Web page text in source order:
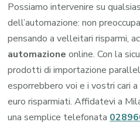
Possiamo intervenire su
dell’automazione: non
pensando a velleitari risparmi,
automazione online. Con la
prodotti di importazione
esporrebbero voi e i vostri cari
euro risparmiati. Affidatevi a
una semplice telefonata